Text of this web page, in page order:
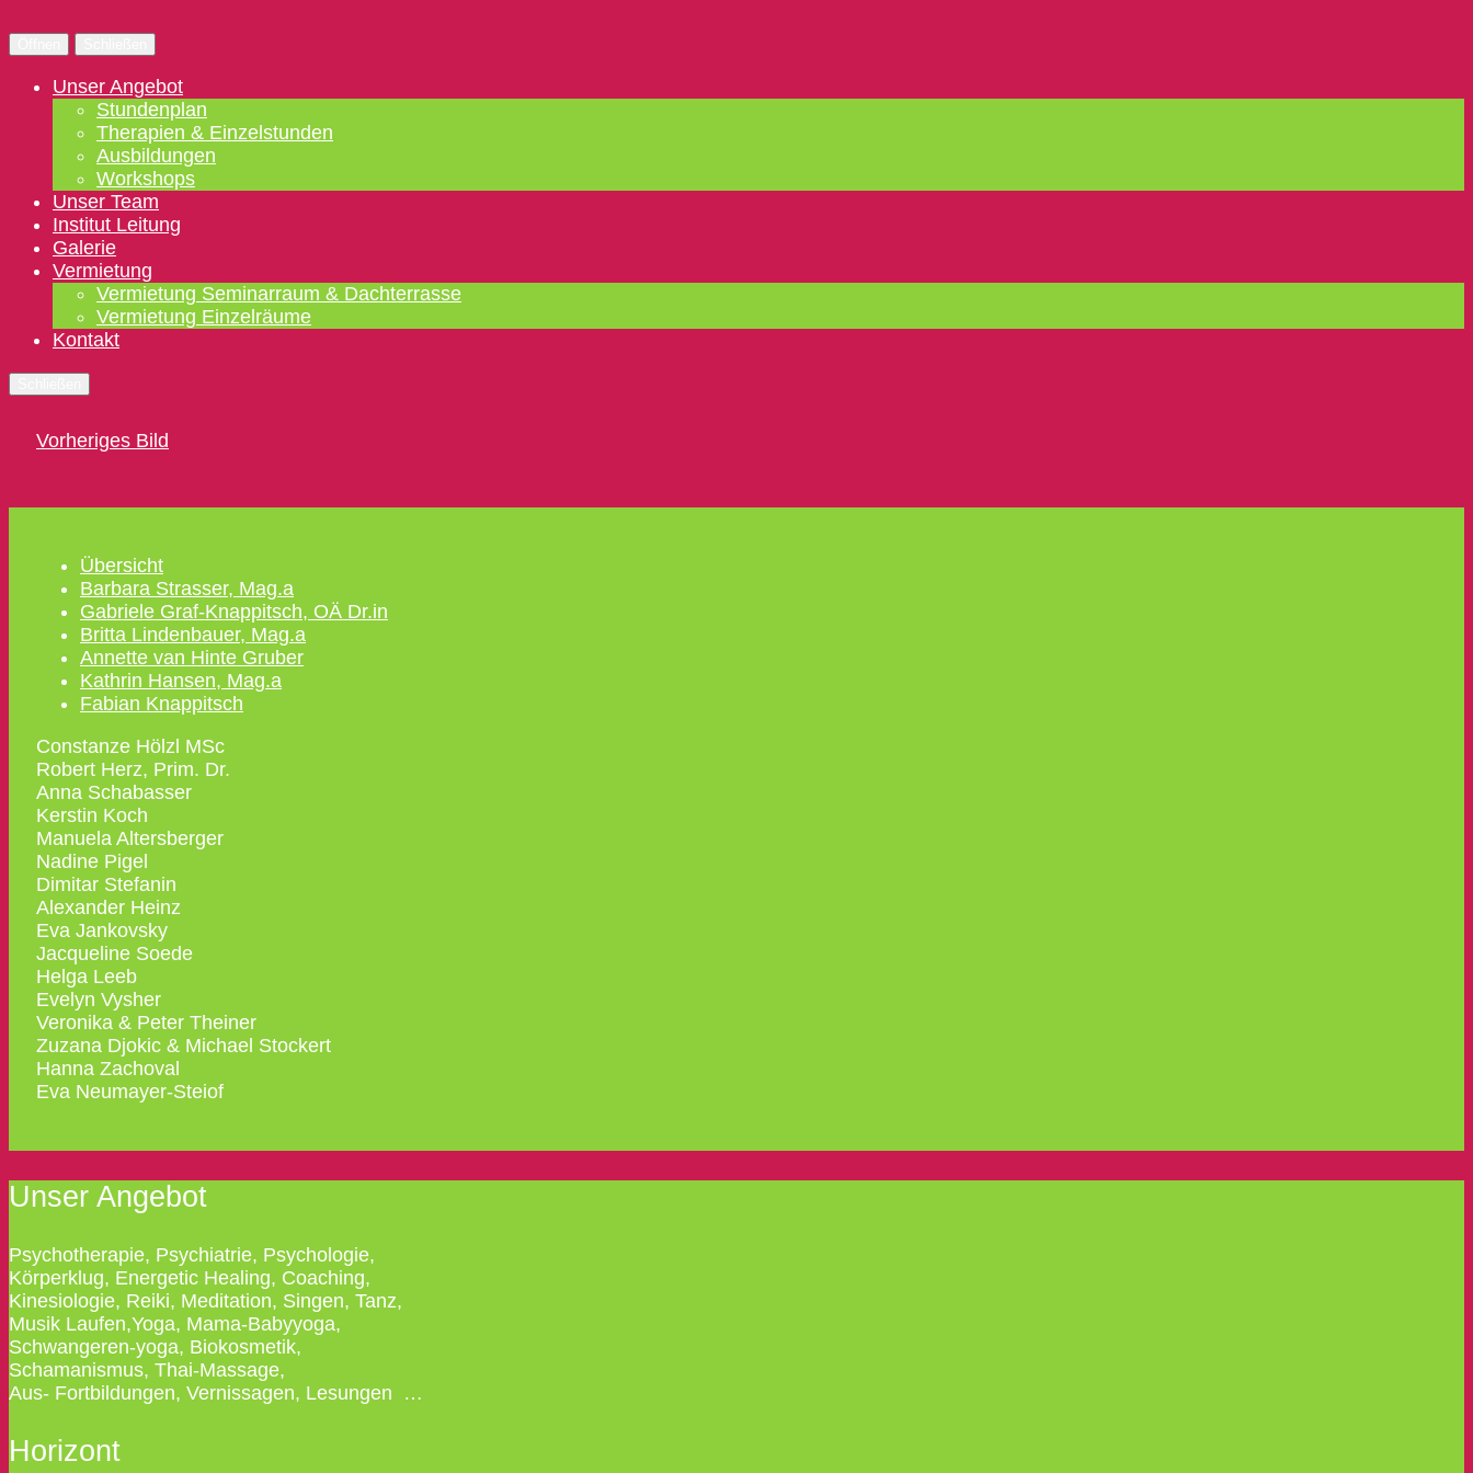
Unser Angebot
Stundenplan
Therapien & Einzelstunden
Ausbildungen
Workshops
Unser Team
Institut Leitung
Galerie
Vermietung
Vermietung Seminarraum & Dachterrasse
Vermietung Einzelräume
Kontakt
Vorheriges Bild
Übersicht
Barbara Strasser, Mag.a
Gabriele Graf-Knappitsch, OÄ Dr.in
Britta Lindenbauer, Mag.a
Annette van Hinte Gruber
Kathrin Hansen, Mag.a
Fabian Knappitsch
Constanze Hölzl MSc
Robert Herz, Prim. Dr.
Anna Schabasser
Kerstin Koch
Manuela Altersberger
Nadine Pigel
Dimitar Stefanin
Alexander Heinz
Eva Jankovsky
Jacqueline Soede
Helga Leeb
Evelyn Vysher
Veronika & Peter Theiner
Zuzana Djokic & Michael Stockert
Hanna Zachoval
Eva Neumayer-Steiof
Unser Angebot
Psychotherapie, Psychiatrie, Psychologie,
Körperklug, Energetic Healing, Coaching,
Kinesiologie, Reiki, Meditation, Singen, Tanz,
Musik Laufen,Yoga, Mama-Babyyoga,
Schwangeren-yoga, Biokosmetik,
Schamanismus, Thai-Massage,
Aus- Fortbildungen, Vernissagen, Lesungen …
Horizont